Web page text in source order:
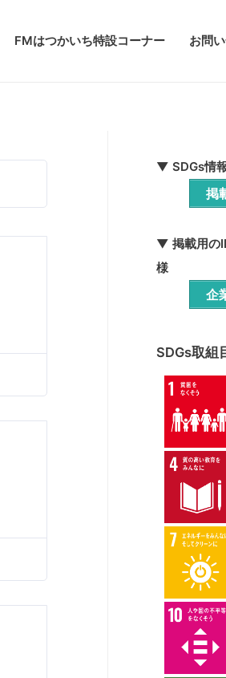
FMはつかいち特設コーナー お問
▼ SDGs情
掲
▼ 掲載用の
様
企
SDGs取組